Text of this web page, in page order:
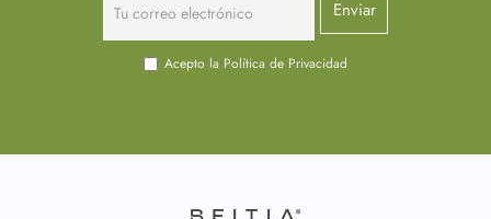
Acepto la Política de Privacidad